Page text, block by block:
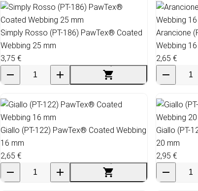
Simply Rosso (PT-186) PawTex® Coated
Webbing 25 mm
3,75 €
Arancione
Webbing
2,65 €
Giallo (PT-122) PawTex® Coated Webbing
16 mm
2,65 €
Giallo (PT-
20 mm
2,95 €